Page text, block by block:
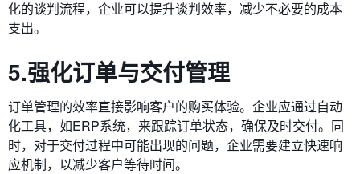
化的谈判流程，企业可以提升谈判效率，减少不必要的成本
支出。
5.强化订单与交付管理
订单管理的效率直接影响客户的购买体验。企业应通过自动
化工具，如ERP系统，来跟踪订单状态，确保及时交付。同
时，对于交付过程中可能出现的问题，企业需要建立快速响
应机制，以减少客户等待时间。